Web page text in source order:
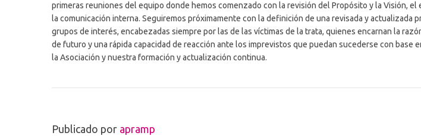
primeras reuniones del equipo donde hemos comenzado con la revisión del Propósito y la Visión,
la comunicación interna. Seguiremos próximamente con la definición de una revisada y
grupos de interés, encabezadas siempre por las de las víctimas de la trata, quienes encarnan la
de futuro y una rápida capacidad de reacción ante los imprevistos que puedan sucederse con
la Asociación y nuestra formación y actualización continua.
Publicado por apramp